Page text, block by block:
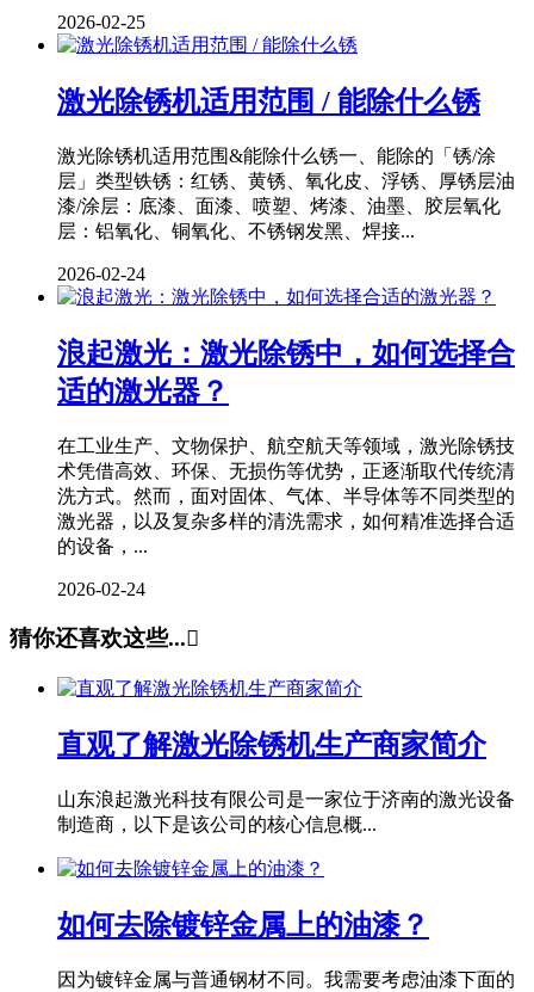
2026-02-25
激光除锈机适用范围 / 能除什么锈
激光除锈机适用范围&能除什么锈一、能除的「锈/涂
层」类型铁锈：红锈、黄锈、氧化皮、浮锈、厚锈层油
漆/涂层：底漆、面漆、喷塑、烤漆、油墨、胶层氧化
层：铝氧化、铜氧化、不锈钢发黑、焊接...
2026-02-24
浪起激光：激光除锈中，如何选择合
适的激光器？
在工业生产、文物保护、航空航天等领域，激光除锈技
术凭借高效、环保、无损伤等优势，正逐渐取代传统清
洗方式。然而，面对固体、气体、半导体等不同类型的
激光器，以及复杂多样的清洗需求，如何精准选择合适
的设备，...
2026-02-24
猜你还喜欢这些...
直观了解激光除锈机生产商家简介
山东浪起激光科技有限公司是一家位于济南的激光设备
制造商，以下是该公司的核心信息概...
如何去除镀锌金属上的油漆？
因为镀锌金属与普通钢材不同。我需要考虑油漆下面的